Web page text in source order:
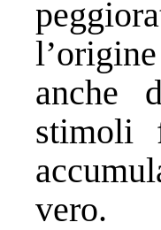
anche
stimoli
vero.